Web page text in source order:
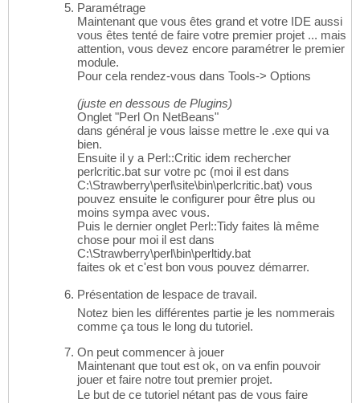
Paramétrage
Maintenant que vous êtes grand et votre IDE aussi
vous êtes tenté de faire votre premier projet ... mais
attention, vous devez encore paramétrer le premier
module.
Pour cela rendez-vous dans Tools-> Options
(juste en dessous de Plugins)
Onglet "Perl On NetBeans"
dans général je vous laisse mettre le .exe qui va
bien.
Ensuite il y a Perl::Critic idem rechercher
perlcritic.bat sur votre pc (moi il est dans
C:\Strawberry\perl\site\bin\perlcritic.bat) vous
pouvez ensuite le configurer pour être plus ou
moins sympa avec vous.
Puis le dernier onglet Perl::Tidy faites là même
chose pour moi il est dans
C:\Strawberry\perl\bin\perltidy.bat
faites ok et c'est bon vous pouvez démarrer.
Présentation de lespace de travail.
Notez bien les différentes partie je les nommerais
comme ça tous le long du tutoriel.
On peut commencer à jouer
Maintenant que tout est ok, on va enfin pouvoir
jouer et faire notre tout premier projet.
Le but de ce tutoriel nétant pas de vous faire